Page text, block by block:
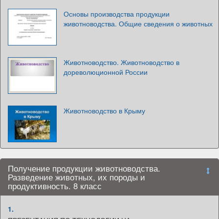
Основы производства продукции
животноводства. Общие сведения о животных
Животноводство. Животноводство в
дореволюционной России
Животноводство в Крыму
Получение продукции животноводства.
Разведение животных, их породы и
продуктивность. 8 класс
1.